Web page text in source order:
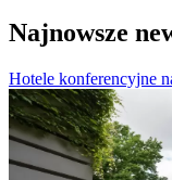
Najnowsze
Hotele konferencyjne